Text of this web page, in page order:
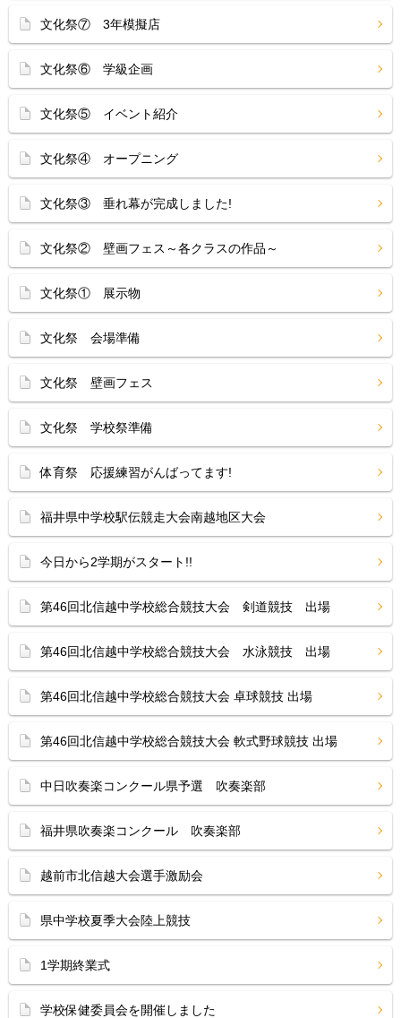
文化祭⑦ 3年模擬店
文化祭⑥ 学級企画
文化祭⑤ イベント紹介
文化祭④ オープニング
文化祭③ 垂れ幕が完成しました!
文化祭② 壁画フェス～各クラスの作品～
文化祭① 展示物
文化祭 会場準備
文化祭 壁画フェス
文化祭 学校祭準備
体育祭 応援練習がんばってます!
福井県中学校駅伝競走大会南越地区大会
今日から2学期がスタート!!
第46回北信越中学校総合競技大会 剣道競技 出場
第46回北信越中学校総合競技大会 水泳競技 出場
第46回北信越中学校総合競技大会 卓球競技 出場
第46回北信越中学校総合競技大会 軟式野球競技 出場
中日吹奏楽コンクール県予選 吹奏楽部
福井県吹奏楽コンクール 吹奏楽部
越前市北信越大会選手激励会
県中学校夏季大会陸上競技
1学期終業式
学校保健委員会を開催しました